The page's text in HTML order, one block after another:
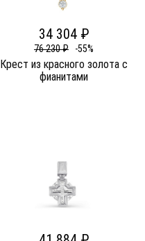
34 304 ₽
76 230 ₽ -55%
Крест из красного золота c
фианитами